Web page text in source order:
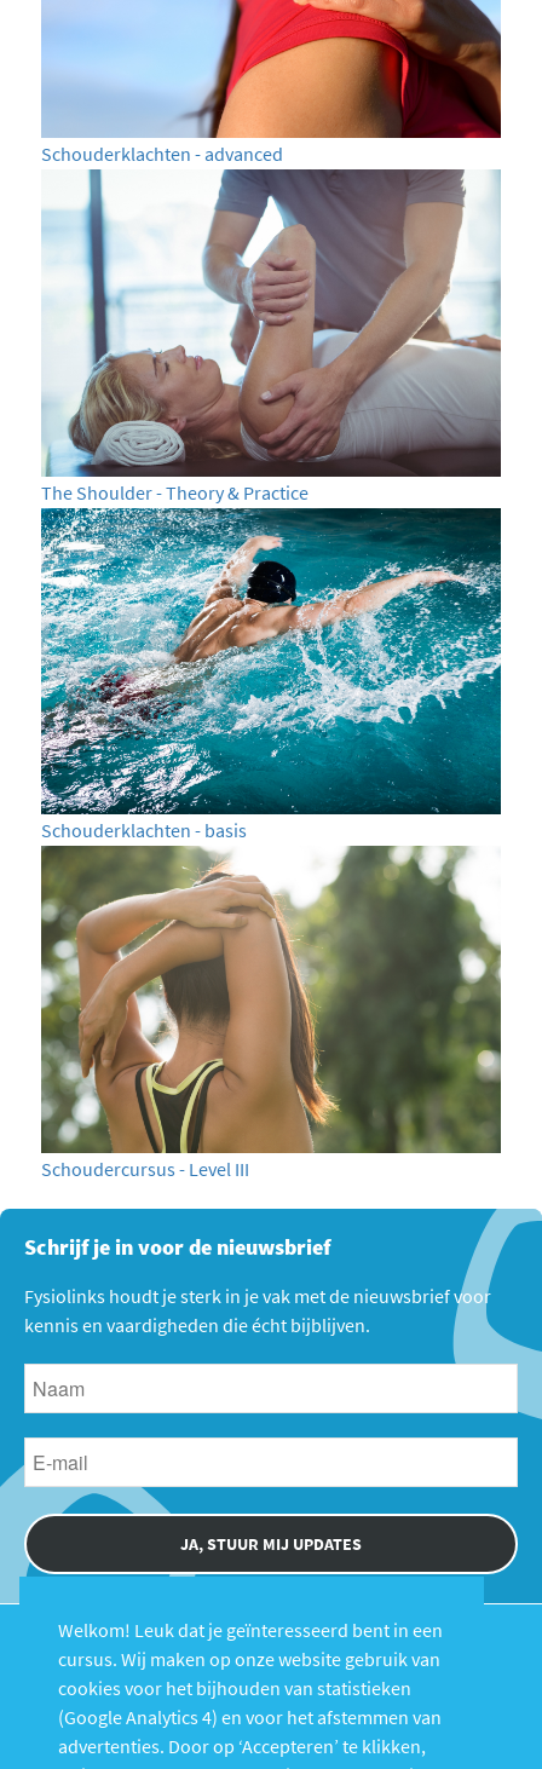
Schouderklachten - advanced
The Shoulder - Theory & Practice
Schouderklachten - basis
Schoudercursus - Level III
Schrijf je in voor de nieuwsbrief
Fysiolinks houdt je sterk in je vak met de nieuwsbrief voor
kennis en vaardigheden die écht bijblijven.
JA, STUUR MIJ UPDATES
Cursussen Over Fysiolinks
Welkom! Leuk dat je geïnteresseerd bent in een
cursus. Wij maken op onze website gebruik van
cookies voor het bijhouden van statistieken
(Google Analytics 4) en voor het afstemmen van
advertenties. Door op ‘Accepteren’ te klikken,